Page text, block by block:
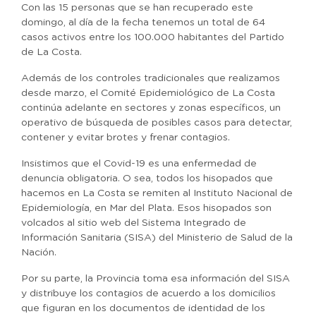
Con las 15 personas que se han recuperado este
domingo, al día de la fecha tenemos un total de 64
casos activos entre los 100.000 habitantes del Partido
de La Costa.
Además de los controles tradicionales que realizamos
desde marzo, el Comité Epidemiológico de La Costa
continúa adelante en sectores y zonas específicos, un
operativo de búsqueda de posibles casos para detectar,
contener y evitar brotes y frenar contagios.
Insistimos que el Covid-19 es una enfermedad de
denuncia obligatoria. O sea, todos los hisopados que
hacemos en La Costa se remiten al Instituto Nacional de
Epidemiología, en Mar del Plata. Esos hisopados son
volcados al sitio web del Sistema Integrado de
Información Sanitaria (SISA) del Ministerio de Salud de la
Nación.
Por su parte, la Provincia toma esa información del SISA
y distribuye los contagios de acuerdo a los domicilios
que figuran en los documentos de identidad de los